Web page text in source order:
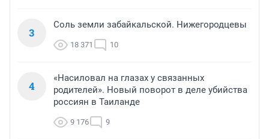
3
Соль земли забайкальской. Нижегородцевы
18 371 10
4
«Насиловал на глазах у связанных
родителей». Новый поворот в деле убийства
россиян в Таиланде
9 176 9